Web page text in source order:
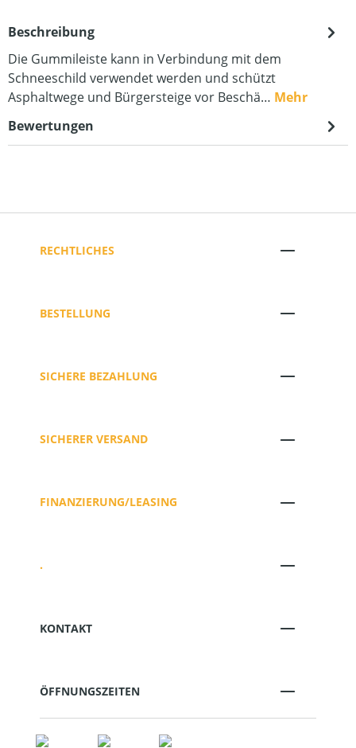
Beschreibung
Die Gummileiste kann in Verbindung mit dem
Schneeschild verwendet werden und schützt
Asphaltwege und Bürgersteige vor Beschä… Mehr
Bewertungen
RECHTLICHES
BESTELLUNG
SICHERE BEZAHLUNG
SICHERER VERSAND
FINANZIERUNG/LEASING
.
KONTAKT
ÖFFNUNGSZEITEN